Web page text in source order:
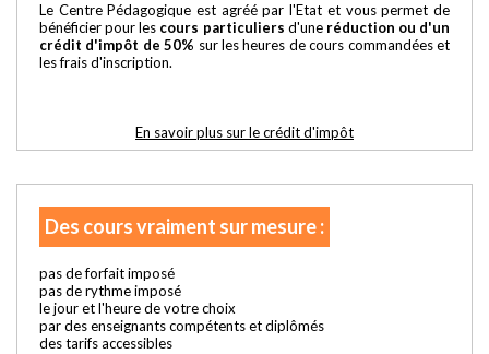
Le Centre Pédagogique est agréé par l'Etat et vous permet de
bénéficier pour les cours particuliers d'une réduction ou d'un
crédit d'impôt de 50% sur les heures de cours commandées et
les frais d'inscription.
En savoir plus sur le crédit d'impôt
Des cours vraiment sur mesure :
pas de forfait imposé
pas de rythme imposé
le jour et l'heure de votre choix
par des enseignants compétents et diplômés
des tarifs accessibles